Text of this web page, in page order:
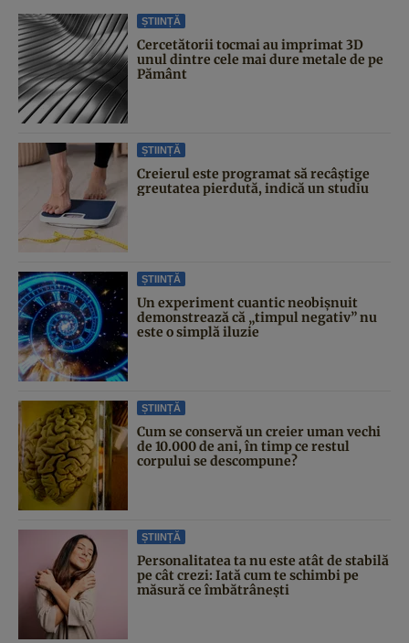
ȘTIINȚĂ
Cercetătorii tocmai au imprimat 3D
unul dintre cele mai dure metale de pe
Pământ
ȘTIINȚĂ
Creierul este programat să recâștige
greutatea pierdută, indică un studiu
ȘTIINȚĂ
Un experiment cuantic neobișnuit
demonstrează că „timpul negativ” nu
este o simplă iluzie
ȘTIINȚĂ
Cum se conservă un creier uman vechi
de 10.000 de ani, în timp ce restul
corpului se descompune?
ȘTIINȚĂ
Personalitatea ta nu este atât de stabilă
pe cât crezi: Iată cum te schimbi pe
măsură ce îmbătrânești